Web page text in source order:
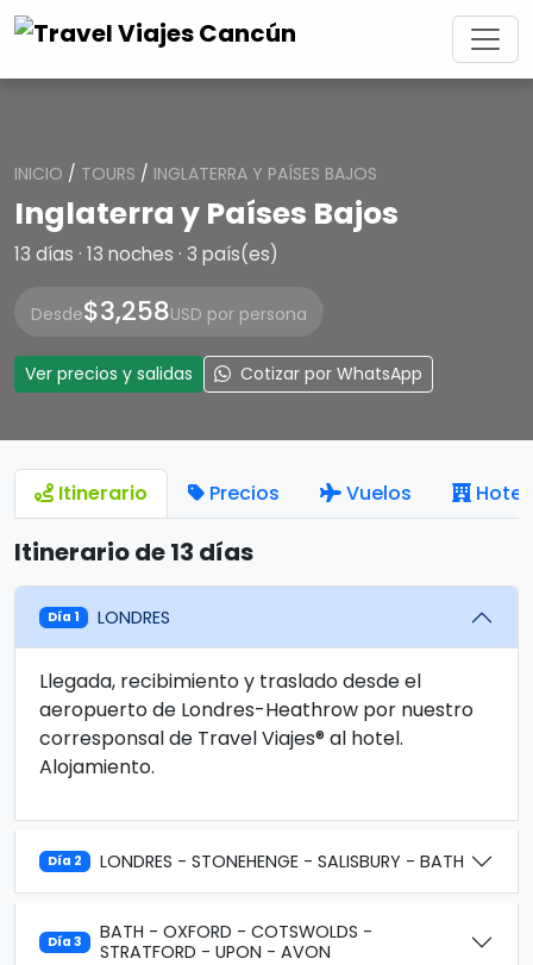
INICIO / TOURS / INGLATERRA Y PAÍSES BAJOS
Inglaterra y Países Bajos
13 días · 13 noches · 3 país(es)
Desde$3,258USD por persona
Ver precios y salidas Cotizar por WhatsApp
Itinerario Precios Vuelos
Itinerario de 13 días
Día 1 LONDRES
Llegada, recibimiento y traslado desde el
aeropuerto de Londres-Heathrow por nuestro
corresponsal de Travel Viajes® al hotel.
Alojamiento.
Día 2 LONDRES - STONEHENGE - SALISBURY - BATH
Día 3
BATH - OXFORD - COTSWOLDS -
STRATFORD - UPON - AVON